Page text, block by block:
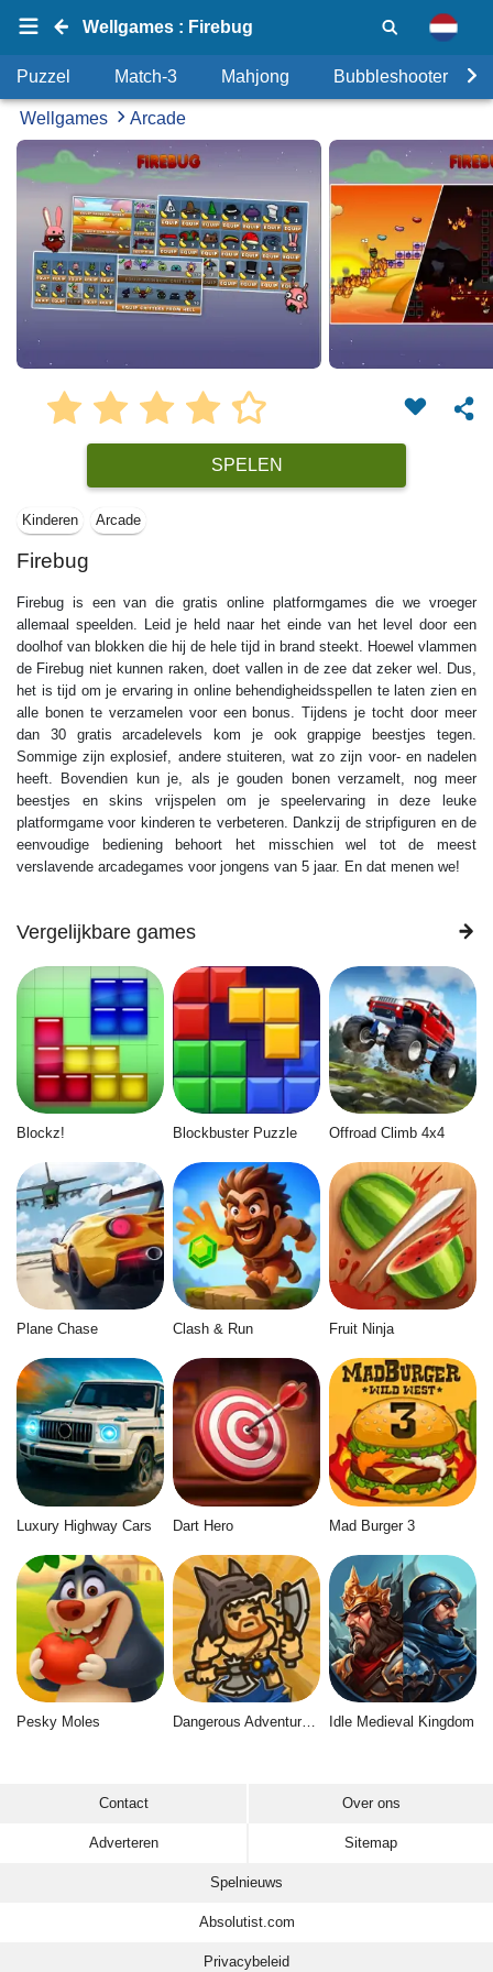
Wellgames : Firebug
Puzzel Match-3 Mahjong Bubbleshooter
Wellgames Arcade
SPELEN
Kinderen Arcade
Firebug
Firebug is een van die gratis online platformgames die we vroeger
allemaal speelden. Leid je held naar het einde van het level door een
doolhof van blokken die hij de hele tijd in brand steekt. Hoewel vlammen
de Firebug niet kunnen raken, doet vallen in de zee dat zeker wel. Dus,
het is tijd om je ervaring in online behendigheidsspellen te laten zien en
alle bonen te verzamelen voor een bonus. Tijdens je tocht door meer
dan 30 gratis arcadelevels kom je ook grappige beestjes tegen.
Sommige zijn explosief, andere stuiteren, wat zo zijn voor- en nadelen
heeft. Bovendien kun je, als je gouden bonen verzamelt, nog meer
beestjes en skins vrijspelen om je speelervaring in deze leuke
platformgame voor kinderen te verbeteren. Dankzij de stripfiguren en de
eenvoudige bediening behoort het misschien wel tot de meest
verslavende arcadegames voor jongens van 5 jaar. En dat menen we!
Vergelijkbare games
Blockz! Blockbuster Puzzle Offroad Climb 4x4
Plane Chase Clash & Run Fruit Ninja
Luxury Highway Cars Dart Hero Mad Burger 3
Pesky Moles Dangerous Adventure 2 Idle Medieval Kingdom
Contact Over ons
Adverteren Sitemap
Spelnieuws
Absolutist.com
Privacybeleid